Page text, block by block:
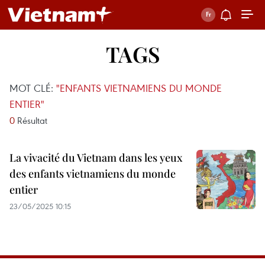
TAGS
MOT CLÉ: "ENFANTS VIETNAMIENS DU MONDE
ENTIER"
0 Résultat
La vivacité du Vietnam dans les yeux
des enfants vietnamiens du monde
entier
23/05/2025 10:15